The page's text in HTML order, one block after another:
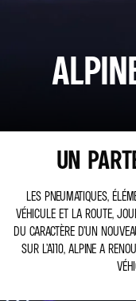
UN
LES PNEUMATIQUES,
VÉHICULE ET LA ROUTE,
DU CARACTÈRE D’UN
SUR L’A110, ALPINE A